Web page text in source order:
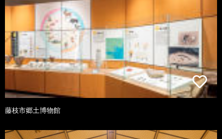
藤枝市郷土博物館